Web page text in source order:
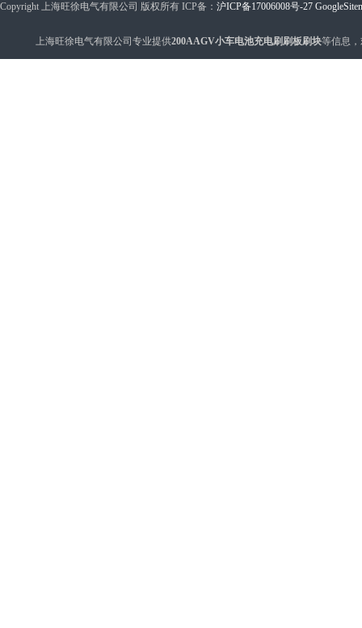
Copyright 上海旺徐电气有限公司 版权所有 ICP备： 沪ICP备17006008号-27
上海旺徐电气有限公司专业提供200AAGV小车电池充电刷刷板刷块等信息